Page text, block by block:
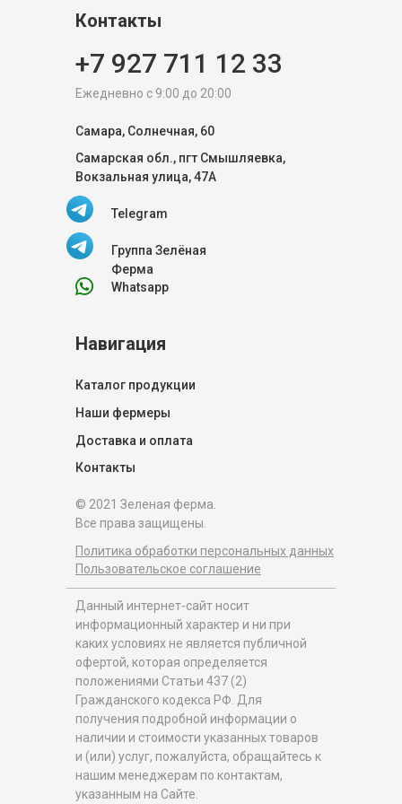
Контакты
Ежедневно с 9:00 до 20:00
© 2021 Зеленая ферма.
Все права защищены.
Данный интернет-сайт носит
информационный характер и ни при
каких условиях не является публичной
офертой, которая определяется
положениями Статьи 437 (2)
Гражданского кодекса РФ. Для
получения подробной информации о
наличии и стоимости указанных товаров
и (или) услуг, пожалуйста, обращайтесь к
нашим менеджерам по контактам,
указанным на Сайте.
Политика обработки персональных данных
Пользовательское соглашение
Самарская обл., пгт Смышляевка,
Вокзальная улица, 47А
Самара, Солнечная, 60
Наши фермеры
Доставка и оплата
Контакты
Каталог продукции
Telegram
Группа Зелёная
Ферма
Whatsapp
+7 927 711 12 33
Навигация